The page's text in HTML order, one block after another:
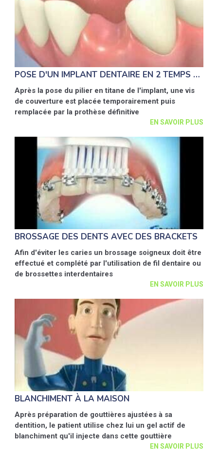
POSE D'UN IMPLANT DENTAIRE EN 2 TEMPS AVEC UN PILIER TITANE
Après la pose du pilier en titane de l'implant, une vis
de couverture est placée temporairement puis
remplacée par la prothèse définitive
EN SAVOIR PLUS
BROSSAGE DES DENTS AVEC DES BRACKETS
Afin d'éviter les caries un brossage soigneux doit être
effectué et complété par l'utilisation de fil dentaire ou
de brossettes interdentaires
EN SAVOIR PLUS
BLANCHIMENT À LA MAISON
Après préparation de gouttières ajustées à sa
dentition, le patient utilise chez lui un gel actif de
blanchiment qu'il injecte dans cette gouttière
EN SAVOIR PLUS